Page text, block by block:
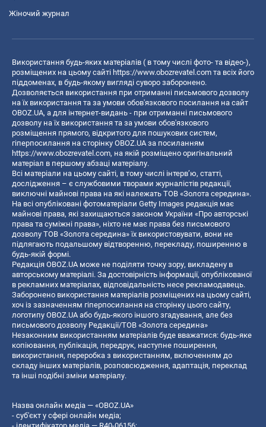
Жіночий журнал
Використання будь-яких матеріалів ( в тому числі фото- та відео-),
розміщених на цьому сайті https://www.obozrevatel.com та всіх його
піддоменах, в будь-якому вигляді суворо заборонено.
Дозволяється використання при отриманні письмового дозволу
на їх використання та за умови обов'язкового посилання на сайт
OBOZ.UA, а для інтернет-видань - при отриманні письмового
дозволу на їх використання та за умови обов'язкового
розміщення прямого, відкритого для пошукових систем,
гіперпосилання на сторінку OBOZ.UA за посиланням
https://www.obozrevatel.com, на якій розміщено оригінальний
матеріал в першому абзаці матеріалу.
Всі матеріали на цьому сайті, в тому числі інтерв’ю, статті,
дослідження – є службовими творами журналістів редакції,
виключні майнові права на які належать ТОВ «Золота середина».
На всі опубліковані фотоматеріали Getty Images редакція має
майнові права, які захищаються законом України «Про авторські
права та суміжні права», ніхто не має права без письмового
дозволу ТОВ «Золота середина» їх використовувати, вони не
підлягають подальшому відтворенню, перекладу, поширенню в
будь-якій формі.
Редакція OBOZ.UA може не поділяти точку зору, викладену в
авторському матеріалі. За достовірність інформації, опублікованої
в рекламних матеріалах, відповідальність несе рекламодавець.
Заборонено використання матеріалів розміщених на цьому сайті,
хоч із зазначенням гіперпосилання на сторінку цього сайту,
логотипу OBOZ.UA або будь-якого іншого згадування, але без
письмового дозволу Редакції/ТОВ «Золота середина»
Незаконним використанням матеріалів буде вважатися: будь-яке
копiювання, публiкацiя, передрук, наступне поширення,
використання, переробка з використанням, включенням до
складу інших матеріалів, розповсюдження, адаптація, переклад
та інші подібні зміни матеріалу.
Назва онлайн медіа — «OBOZ.UA»
- суб'єкт у сфері онлайн медіа;